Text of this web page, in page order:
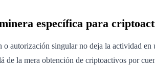
específica para
autorización singular no deja la actividad
de la mera obtención de criptoactivos por